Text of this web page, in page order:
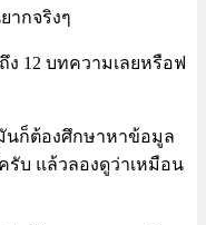
ากจริงๆ
ง 12 บทความเลยหรือฟ
นก็ต้องศึกษาหาข้อมูล
บ แล้วลองดูว่าเหมือน